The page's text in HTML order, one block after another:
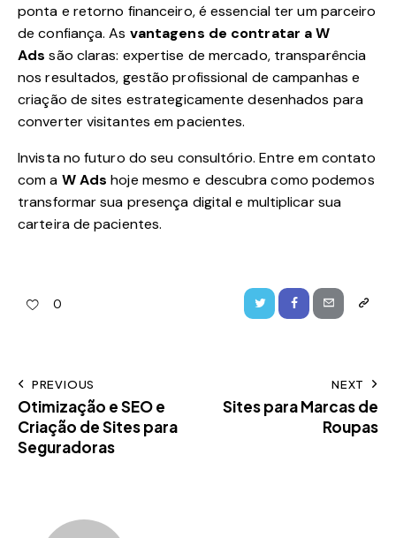
ponta e retorno financeiro, é essencial ter um parceiro
de confiança. As vantagens de contratar a W
Ads são claras: expertise de mercado, transparência
nos resultados, gestão profissional de campanhas e
criação de sites estrategicamente desenhados para
converter visitantes em pacientes.
Invista no futuro do seu consultório. Entre em contato
com a W Ads hoje mesmo e descubra como podemos
transformar sua presença digital e multiplicar sua
carteira de pacientes.
0
PREVIOUS
Otimização e SEO e
Criação de Sites para
Seguradoras
NEXT
Sites para Marcas de
Roupas